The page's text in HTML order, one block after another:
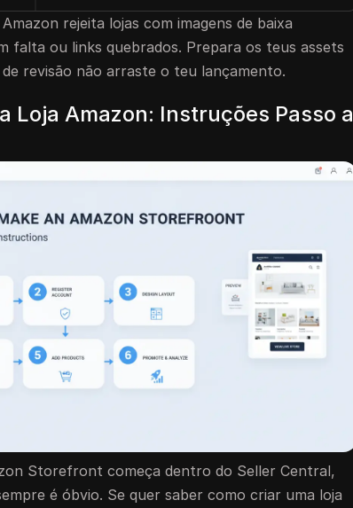
rejeita lojas com imagens de baixa
falta ou links quebrados. Prepara os teus assets
revisão não arraste o teu lançamento.
Loja Amazon: Instruções Passo a
Storefront começa dentro do Seller Central,
é óbvio. Se quer saber como criar uma loja